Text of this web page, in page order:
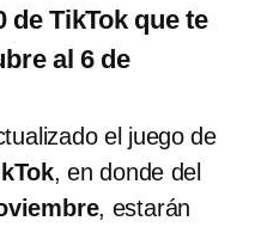
de TikTok que te
al 6 de
el juego de
, en donde del
, estarán